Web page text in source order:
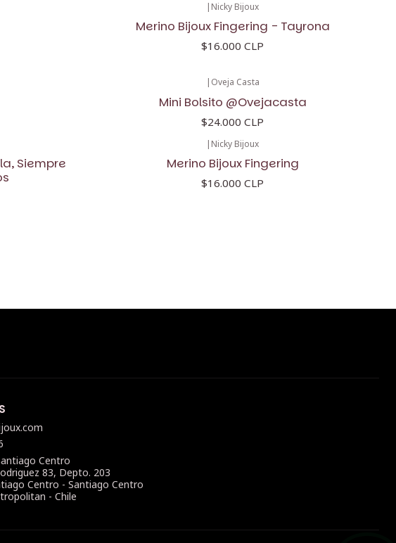
| Nicky Bijoux
Merino Bijoux Fingering - Tayrona
$16.000 CLP
| Oveja Casta
Mini Bolsito @Ovejacasta
$24.000 CLP
Siempre
| Nicky Bijoux
Merino Bijoux Fingering
$16.000 CLP
Centro
83, Depto. 203
Centro - Santiago Centro
- Chile